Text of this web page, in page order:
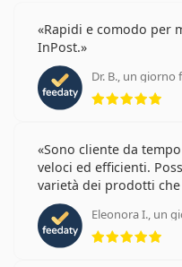
Rapidi e comodo per
InPost.
Dr. B., un giorno
Sono cliente da
veloci ed efficienti.
varietà dei prodotti
Eleonora I., un